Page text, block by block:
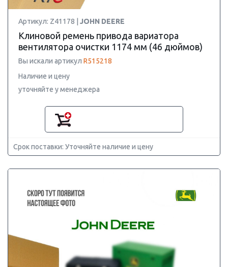
Артикул: Z41178 | JOHN DEERE
Клиновой ремень привода вариатора
вентилятора очистки 1174 мм (46 дюймов)
Вы искали артикул R515218
Наличие и цену
уточняйте у менеджера
Срок поставки: Уточняйте наличие и цену